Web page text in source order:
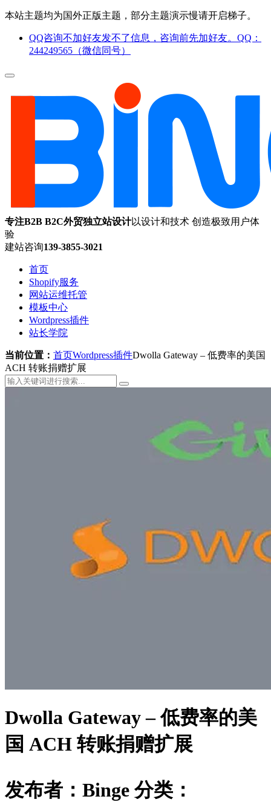
本站主题均为国外正版主题，部分主题演示慢请开启梯子。
QQ咨询不加好友发不了信息，咨询前先加好友。QQ：
244249565（微信同号）
专注B2B B2C外贸独立站设计以设计和技术 创造极致用户体
验
建站咨询139-3855-3021
首页
Shopify服务
网站运维托管
模板中心
Wordpress插件
站长学院
当前位置： 首页Wordpress插件Dwolla Gateway – 低费率的美国
ACH 转账捐赠扩展
Dwolla Gateway – 低费率的美
国 ACH 转账捐赠扩展
发布者：Binge 分类：